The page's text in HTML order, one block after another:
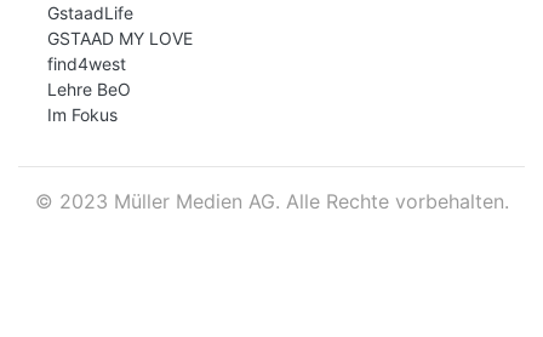
GstaadLife
GSTAAD MY LOVE
find4west
Lehre BeO
Im Fokus
© 2023 Müller Medien AG. Alle Rechte vorbehalten.